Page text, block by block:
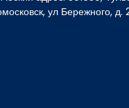
ул Бережного,